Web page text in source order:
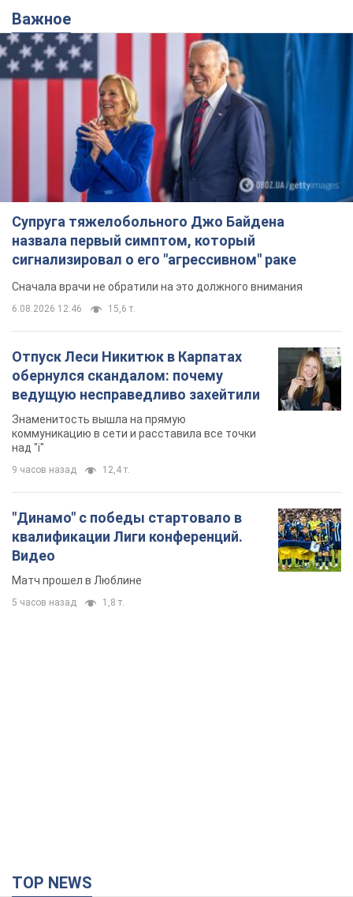
Важное
Супруга тяжелобольного Джо Байдена
назвала первый симптом, который
сигнализировал о его "агрессивном" раке
Сначала врачи не обратили на это должного внимания
6.08.2026 12:46 15,6 т.
Отпуск Леси Никитюк в Карпатах
обернулся скандалом: почему
ведущую несправедливо захейтили
Знаменитость вышла на прямую
коммуникацию в сети и расставила все точки
над "i"
9 часов назад 12,4 т.
"Динамо" с победы стартовало в
квалификации Лиги конференций.
Видео
Матч прошел в Люблине
5 часов назад 1,8 т.
TOP NEWS